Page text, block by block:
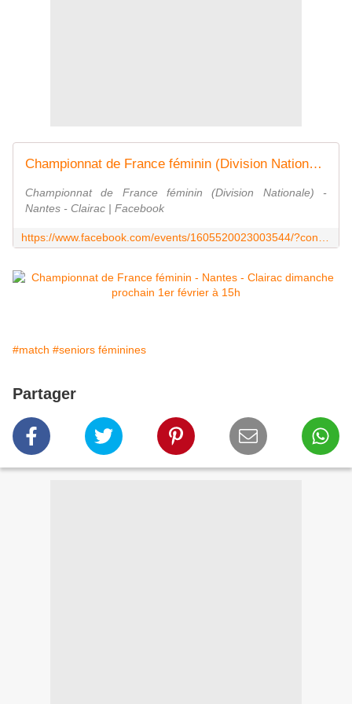
Championnat de France féminin (Division Nationale) - Nantes - Clairac | Facebook
Championnat de France féminin (Division Nationale) -
Nantes - Clairac | Facebook
#match #seniors féminines
Partager